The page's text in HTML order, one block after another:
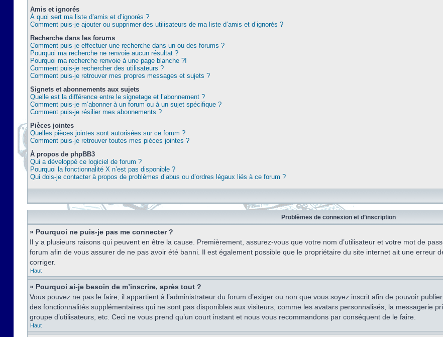
Amis et ignorés
À quoi sert ma liste d’amis et d’ignorés ?
Comment puis-je ajouter ou supprimer des utilisateurs de ma liste d’amis et d’ignorés ?
Recherche dans les forums
Comment puis-je effectuer une recherche dans un ou des forums ?
Pourquoi ma recherche ne renvoie aucun résultat ?
Pourquoi ma recherche renvoie à une page blanche ?!
Comment puis-je rechercher des utilisateurs ?
Comment puis-je retrouver mes propres messages et sujets ?
Signets et abonnements aux sujets
Quelle est la différence entre le signetage et l’abonnement ?
Comment puis-je m’abonner à un forum ou à un sujet spécifique ?
Comment puis-je résilier mes abonnements ?
Pièces jointes
Quelles pièces jointes sont autorisées sur ce forum ?
Comment puis-je retrouver toutes mes pièces jointes ?
À propos de phpBB3
Qui a développé ce logiciel de forum ?
Pourquoi la fonctionnalité X n’est pas disponible ?
Qui dois-je contacter à propos de problèmes d’abus ou d’ordres légaux liés à ce forum ?
Problèmes de connexion et d’inscription
» Pourquoi ne puis-je pas me connecter ?
Il y a plusieurs raisons qui peuvent en être la cause. Premièrement, assurez-vous que votre nom d’utilisateur et votre mot de
forum afin de vous assurer de ne pas avoir été banni. Il est également possible que le propriétaire du site internet ait une erreur
corriger.
Haut
» Pourquoi ai-je besoin de m’inscrire, après tout ?
Vous pouvez ne pas le faire, il appartient à l’administrateur du forum d’exiger ou non que vous soyez inscrit afin de pouvoir
des fonctionnalités supplémentaires qui ne sont pas disponibles aux visiteurs, comme les avatars personnalisés, la messagerie
groupe d’utilisateurs, etc. Ceci ne vous prend qu’un court instant et nous vous recommandons par conséquent de le faire.
Haut